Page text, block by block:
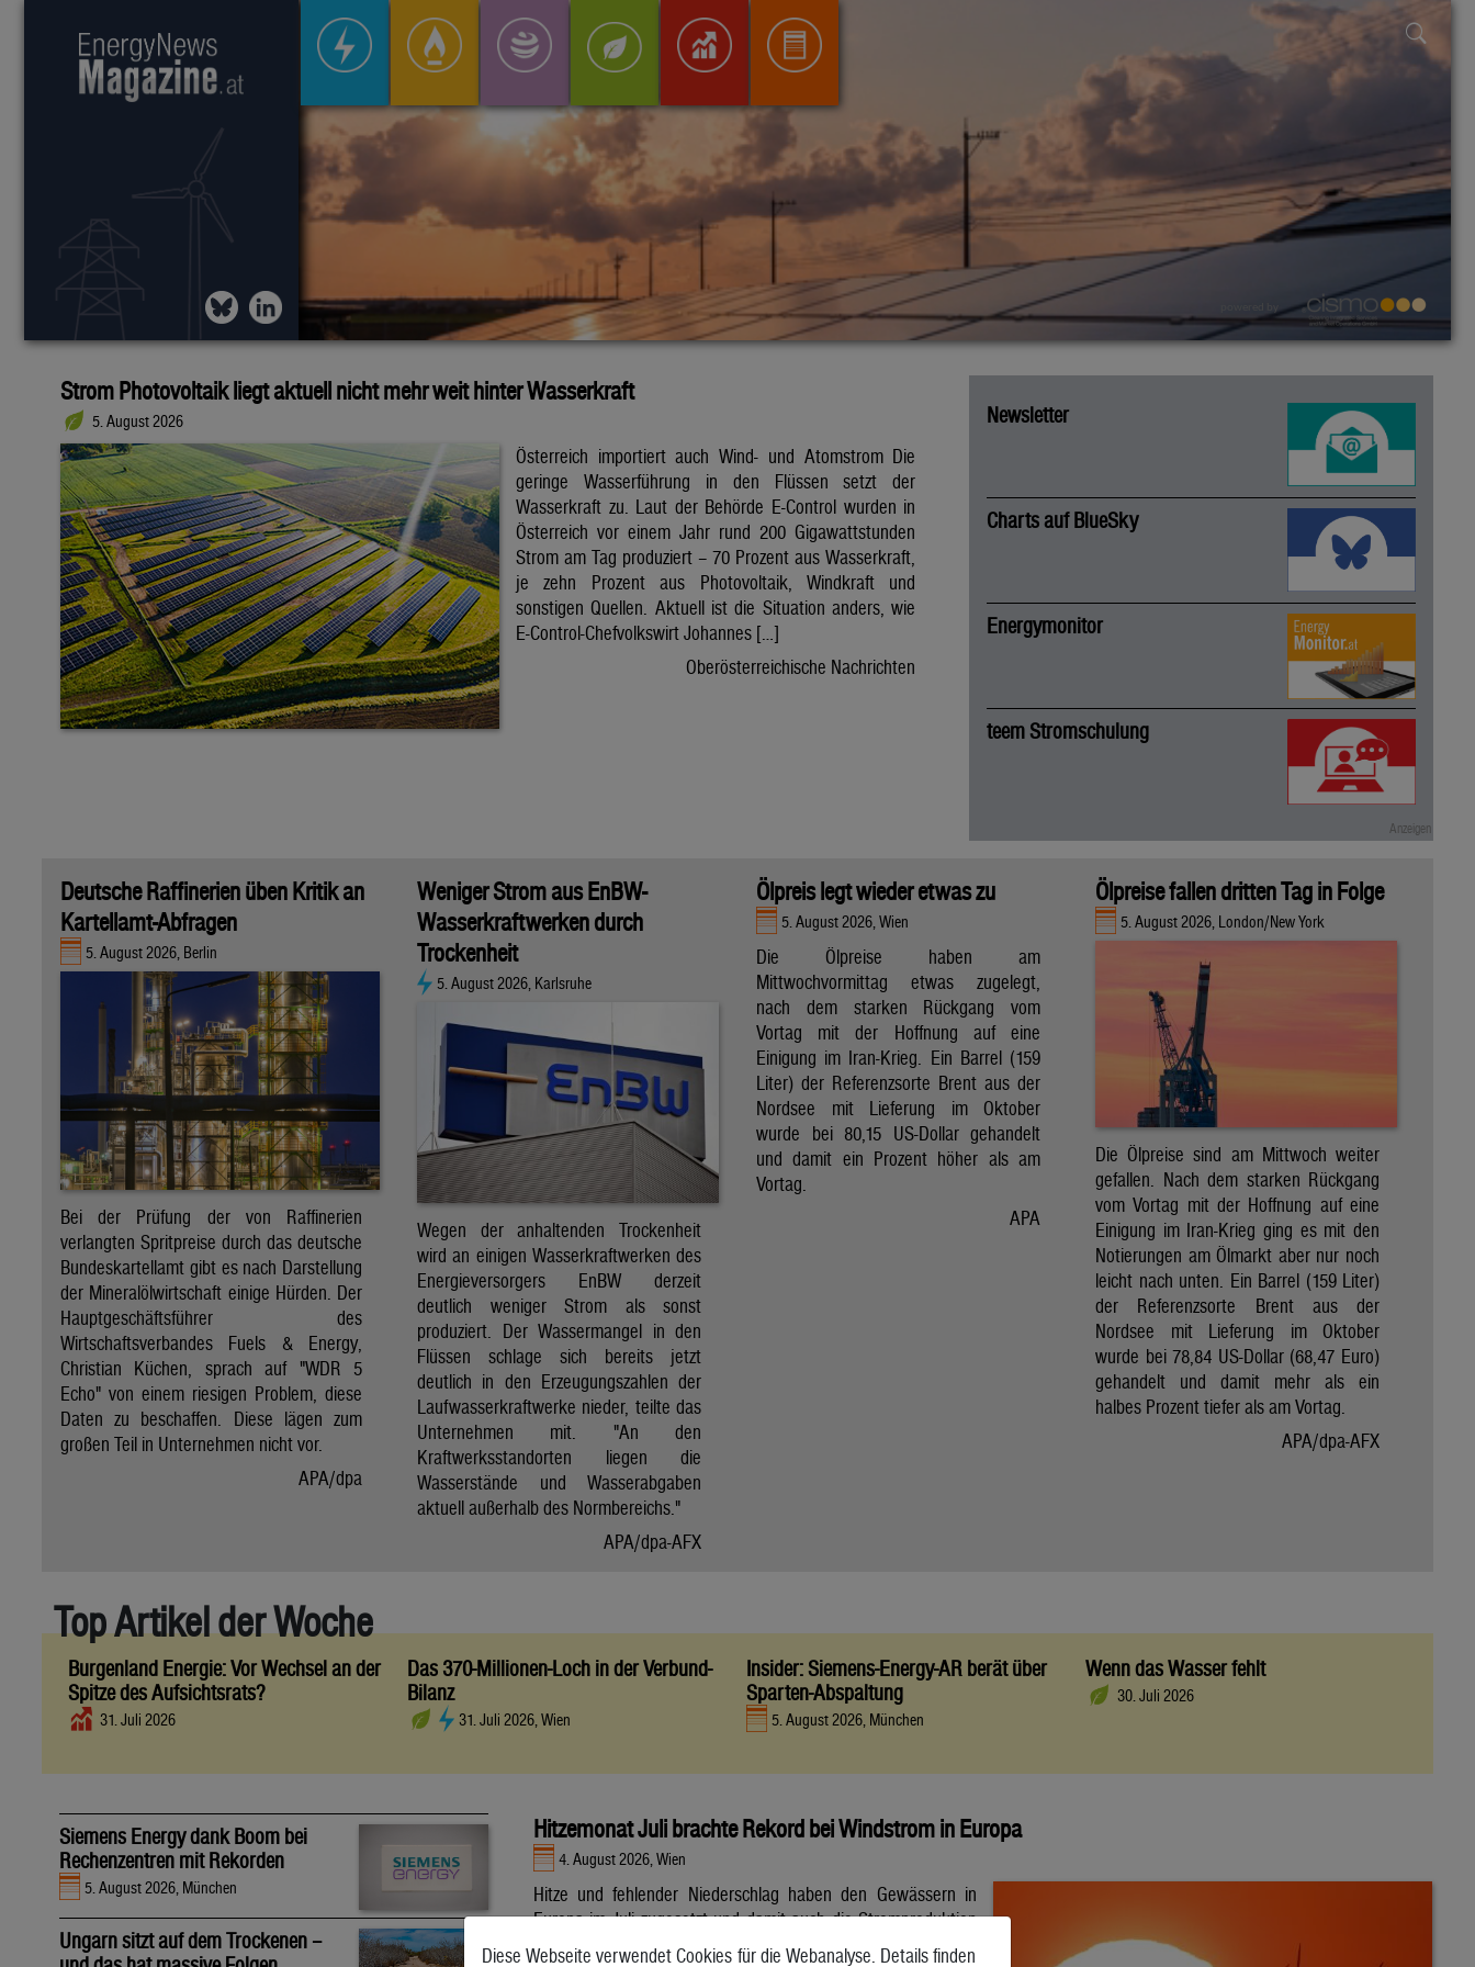
Strom Photovoltaik liegt aktuell nicht mehr weit hinter Wasserkraft
5. August 2026
Österreich importiert auch Wind- und Atomstrom Die
geringe Wasserführung in den Flüssen setzt der
Wasserkraft zu. Laut der Behörde E-Control wurden in
Österreich vor einem Jahr rund 200 Gigawattstunden
Strom am Tag produziert – 70 Prozent aus Wasserkraft,
je zehn Prozent aus Photovoltaik, Windkraft und
sonstigen Quellen. Aktuell ist die Situation anders, wie
E-Control-Chefvolkswirt Johannes […]
Oberösterreichische Nachrichten
Newsletter
Charts auf BlueSky
Energymonitor
teem Stromschulung
Deutsche Raffinerien üben Kritik an
Kartellamt-Abfragen
5. August 2026, Berlin
Bei der Prüfung der von Raffinerien
verlangten Spritpreise durch das deutsche
Bundeskartellamt gibt es nach Darstellung
der Mineralölwirtschaft einige Hürden. Der
Hauptgeschäftsführer des
Wirtschaftsverbandes Fuels & Energy,
Christian Küchen, sprach auf "WDR 5
Echo" von einem riesigen Problem, diese
Daten zu beschaffen. Diese lägen zum
großen Teil in Unternehmen nicht vor.
APA/dpa
Weniger Strom aus EnBW-
Wasserkraftwerken durch
Trockenheit
5. August 2026, Karlsruhe
Wegen der anhaltenden Trockenheit
wird an einigen Wasserkraftwerken des
Energieversorgers EnBW derzeit
deutlich weniger Strom als sonst
produziert. Der Wassermangel in den
Flüssen schlage sich bereits jetzt
deutlich in den Erzeugungszahlen der
Laufwasserkraftwerke nieder, teilte das
Unternehmen mit. "An den
Kraftwerksstandorten liegen die
Wasserstände und Wasserabgaben
aktuell außerhalb des Normbereichs."
APA/dpa-AFX
Ölpreis legt wieder etwas zu
5. August 2026, Wien
Die Ölpreise haben am
Mittwochvormittag etwas zugelegt,
nach dem starken Rückgang vom
Vortag mit der Hoffnung auf eine
Einigung im Iran-Krieg. Ein Barrel (159
Liter) der Referenzsorte Brent aus der
Nordsee mit Lieferung im Oktober
wurde bei 80,15 US-Dollar gehandelt
und damit ein Prozent höher als am
Vortag.
APA
Ölpreise fallen dritten Tag in Folge
5. August 2026, London/New York
Die Ölpreise sind am Mittwoch weiter
gefallen. Nach dem starken Rückgang
vom Vortag mit der Hoffnung auf eine
Einigung im Iran-Krieg ging es mit den
Notierungen am Ölmarkt aber nur noch
leicht nach unten. Ein Barrel (159 Liter)
der Referenzsorte Brent aus der
Nordsee mit Lieferung im Oktober
wurde bei 78,84 US-Dollar (68,47 Euro)
gehandelt und damit mehr als ein
halbes Prozent tiefer als am Vortag.
APA/dpa-AFX
Top Artikel der Woche
Burgenland Energie: Vor Wechsel an der
Spitze des Aufsichtsrats?
31. Juli 2026
Das 370-Millionen-Loch in der Verbund-
Bilanz
31. Juli 2026, Wien
Insider: Siemens-Energy-AR berät über
Sparten-Abspaltung
5. August 2026, München
Wenn das Wasser fehlt
30. Juli 2026
Siemens Energy dank Boom bei
Rechenzentren mit Rekorden
5. August 2026, München
Ungarn sitzt auf dem Trockenen –
Hitzemonat Juli brachte Rekord bei Windstrom in Europa
4. August 2026, Wien
Hitze und fehlender Niederschlag haben den Gewässern in
Europa im Juli zugesetzt und damit auch die Stromproduktion
aus Wasser- und Atomkraft beeinträchtigt. Unterdessen
Diese Webseite verwendet Cookies für die Webanalyse. Details finden